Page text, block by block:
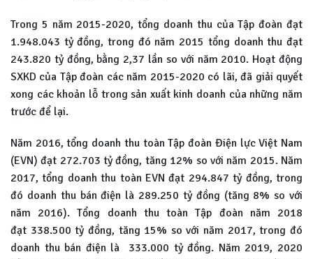
Trong 5 năm 2015-2020, tổng doanh thu của Tập đoàn đạt
1.948.043 tỷ đồng, trong đó năm 2015 tổng doanh thu đạt
243.820 tỷ đồng, bằng 2,37 lần so với năm 2010. Hoạt động
SXKD của Tập đoàn các năm 2015-2020 có lãi, đã giải quyết
xong các khoản lỗ trong sản xuất kinh doanh của những năm
trước để lại.
Năm 2016, tổng doanh thu toàn Tập đoàn Điện lực Việt Nam
(EVN) đạt 272.703 tỷ đồng, tăng 12% so với năm 2015. Năm
2017, tổng doanh thu toàn EVN đạt 294.847 tỷ đồng, trong
đó doanh thu bán điện là 289.250 tỷ đồng (tăng 8% so với
năm 2016). Tổng doanh thu toàn Tập đoàn năm 2018
đạt 338.500 tỷ đồng, tăng 15% so với năm 2017, trong đó
doanh thu bán điện là 333.000 tỷ đồng. Năm 2019, 2020